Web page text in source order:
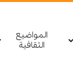
المواضيع
الثقافية